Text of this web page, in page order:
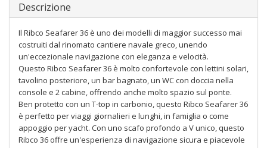
Descrizione
Il Ribco Seafarer 36 è uno dei modelli di maggior successo mai
costruiti dal rinomato cantiere navale greco, unendo
un'eccezionale navigazione con eleganza e velocità.
Questo Ribco Seafarer 36 è molto confortevole con lettini solari,
tavolino posteriore, un bar bagnato, un WC con doccia nella
console e 2 cabine, offrendo anche molto spazio sul ponte.
Ben protetto con un T-top in carbonio, questo Ribco Seafarer 36
è perfetto per viaggi giornalieri e lunghi, in famiglia o come
appoggio per yacht. Con uno scafo profondo a V unico, questo
Ribco 36 offre un'esperienza di navigazione sicura e piacevole